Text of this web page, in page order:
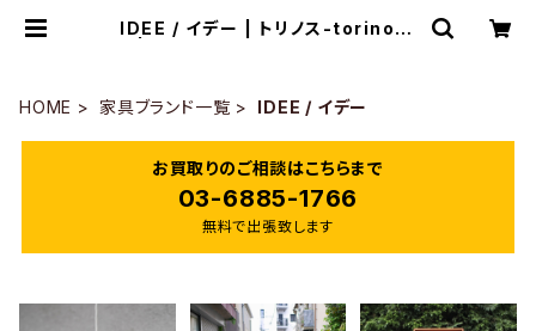
IDEE / イデー | トリノス-torinoth
HOME
家具ブランド一覧 IDEE / イデー
お買取りのご相談はこちらまで
03-6885-1766
無料で出張致します